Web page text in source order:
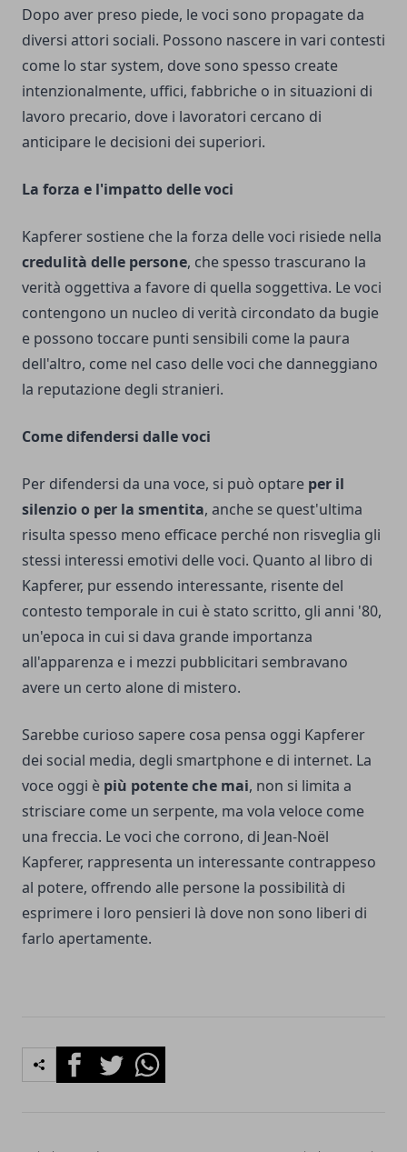
Dopo aver preso piede, le voci sono propagate da
diversi attori sociali. Possono nascere in vari contesti
come lo star system, dove sono spesso create
intenzionalmente, uffici, fabbriche o in situazioni di
lavoro precario, dove i lavoratori cercano di
anticipare le decisioni dei superiori.
La forza e l'impatto delle voci
Kapferer sostiene che la forza delle voci risiede nella
credulità delle persone, che spesso trascurano la
verità oggettiva a favore di quella soggettiva. Le voci
contengono un nucleo di verità circondato da bugie
e possono toccare punti sensibili come la paura
dell'altro, come nel caso delle voci che danneggiano
la reputazione degli stranieri.
Come difendersi dalle voci
Per difendersi da una voce, si può optare per il
silenzio o per la smentita, anche se quest'ultima
risulta spesso meno efficace perché non risveglia gli
stessi interessi emotivi delle voci. Quanto al libro di
Kapferer, pur essendo interessante, risente del
contesto temporale in cui è stato scritto, gli anni '80,
un'epoca in cui si dava grande importanza
all'apparenza e i mezzi pubblicitari sembravano
avere un certo alone di mistero.
Sarebbe curioso sapere cosa pensa oggi Kapferer
dei social media, degli smartphone e di internet. La
voce oggi è più potente che mai, non si limita a
strisciare come un serpente, ma vola veloce come
una freccia. Le voci che corrono, di Jean-Noël
Kapferer, rappresenta un interessante contrappeso
al potere, offrendo alle persone la possibilità di
esprimere i loro pensieri là dove non sono liberi di
farlo apertamente.
FacebookTwitterWhatsapp